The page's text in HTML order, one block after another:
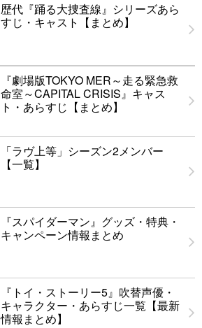
歴代『踊る大捜査線』シリーズあら
すじ・キャスト【まとめ】
『劇場版TOKYO MER～走る緊急救
命室～CAPITAL CRISIS』キャス
ト・あらすじ【まとめ】
「ラヴ上等」シーズン2メンバー
【一覧】
『スパイダーマン』グッズ・特典・
キャンペーン情報まとめ
『トイ・ストーリー5』吹替声優・
キャラクター・あらすじ一覧【最新
情報まとめ】